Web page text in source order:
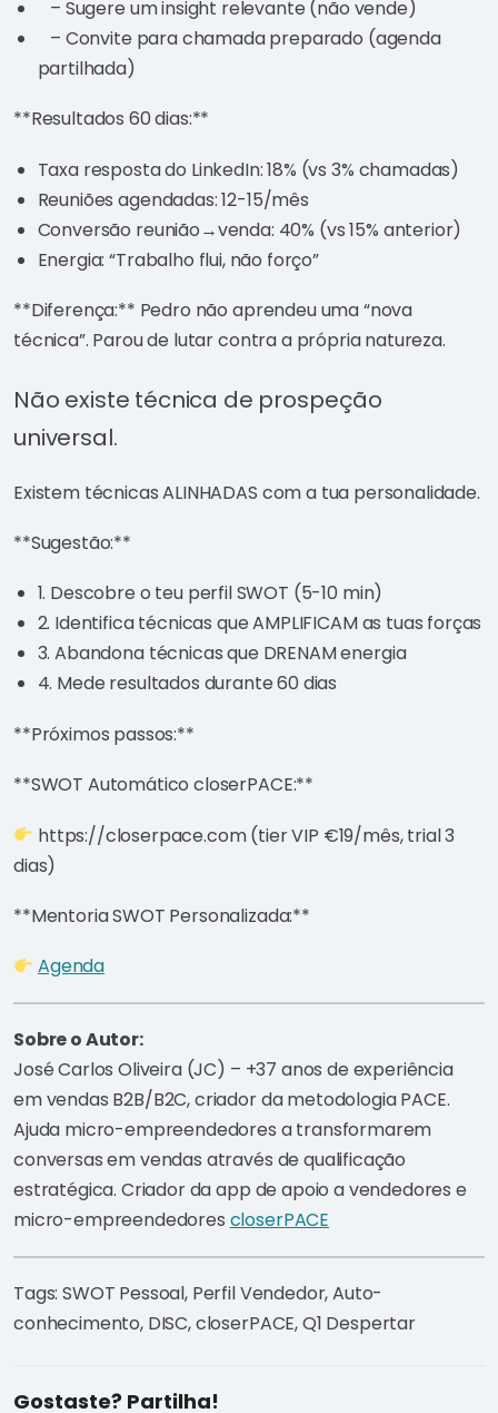
– Sugere um insight relevante (não vende)
– Convite para chamada preparado (agenda
partilhada)
**Resultados 60 dias:**
Taxa resposta do LinkedIn: 18% (vs 3% chamadas)
Reuniões agendadas: 12-15/mês
Conversão reunião→venda: 40% (vs 15% anterior)
Energia: “Trabalho flui, não forço”
**Diferença:** Pedro não aprendeu uma “nova
técnica”. Parou de lutar contra a própria natureza.
Não existe técnica de prospeção
universal.
Existem técnicas ALINHADAS com a tua personalidade.
**Sugestão:**
1. Descobre o teu perfil SWOT (5-10 min)
2. Identifica técnicas que AMPLIFICAM as tuas forças
3. Abandona técnicas que DRENAM energia
4. Mede resultados durante 60 dias
**Próximos passos:**
**SWOT Automático closerPACE:**
https://closerpace.com (tier VIP €19/mês, trial 3
dias)
**Mentoria SWOT Personalizada:**
Agenda
Sobre o Autor:
José Carlos Oliveira (JC) – +37 anos de experiência
em vendas B2B/B2C, criador da metodologia PACE.
Ajuda micro-empreendedores a transformarem
conversas em vendas através de qualificação
estratégica. Criador da app de apoio a vendedores e
micro-empreendedores closerPACE
Tags: SWOT Pessoal, Perfil Vendedor, Auto-
conhecimento, DISC, closerPACE, Q1 Despertar
Gostaste? Partilha!